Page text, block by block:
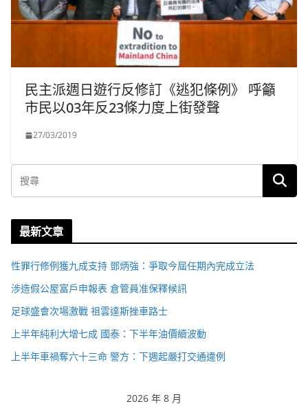
民主派週日遊行反修訂《逃犯條例》 呼籲
市民以03年反23條力度上街發聲
27/03/2019
最新文章
性罪行修例獲九成支持 鄧炳強：爭取今屆任期內完成立法
涉造假公屋富戶申報表 倉管員准保釋候訊
足球盛會次場激戰 祖雲達斯挫車路士
上半年純利大增七成 國泰：下半年油價續波動
上半年車禍奪六十三命 警方：下週起嚴打交通違例
2026 年 8 月